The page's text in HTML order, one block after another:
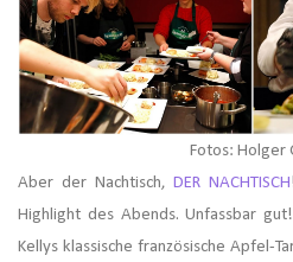
Fotos: Holger
Aber der Nachtisch,DER NACHTISCH
Highlight des Abends. Unfassbar
Kellys klassische französische Apfel-